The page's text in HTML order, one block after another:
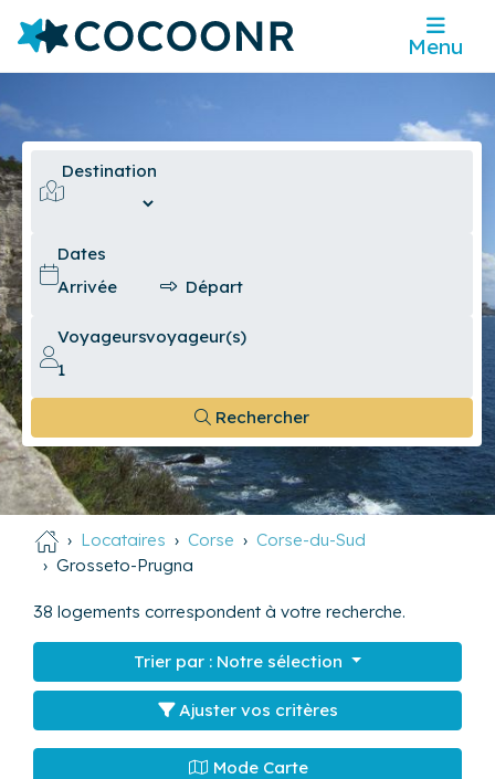
Menu
Destination
Dates
Voyageursvoyageur(s)
Rechercher
Locataires Corse
Corse-du-Sud
Grosseto-Prugna
38 logements correspondent à votre recherche.
Trier par : Notre sélection
Ajuster vos critères
Mode Carte